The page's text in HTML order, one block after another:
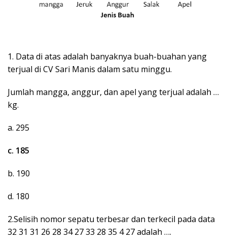
1. Data di atas adalah banyaknya buah-buahan yang
terjual di CV Sari Manis dalam satu minggu.
Jumlah mangga, anggur, dan apel yang terjual adalah …
kg.
a. 295
c. 185
b. 190
d. 180
2.Selisih nomor sepatu terbesar dan terkecil pada data
32 31 31 26 28 34 27 33 28 35 4 27 adalah ….